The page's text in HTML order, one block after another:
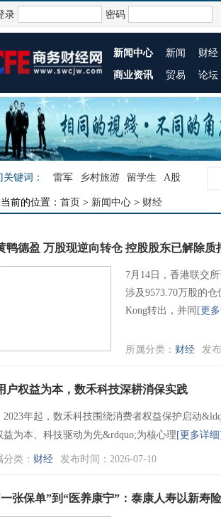
录 密码
新闻中心 新闻 财经
商业资讯 贸易 论坛
关键词： 雷军 乡村旅游 留学生 A股
前的位置： 首页 > 新闻中心 > 财经
鸭德盈 万股现逆向转仓 控股股东已解除质
7月14日，香港联交
涉及9573.70万股的仓
Kong转出，并同 [更
所属分类： 财经 发
户权益为本，数禾科技深耕消保实践
年起，数禾科技围绕消费者权益保护启动
益为本、科技驱动为先&rdquo;为核心理 [更多详细]
分类： 财经 发布时间：2026-07-10
一张保单”到“医养康宁”：泰康人寿以新寿